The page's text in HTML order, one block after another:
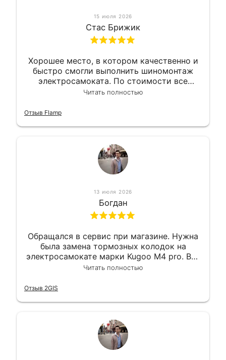
15 июля 2026
Стас Брижик
Хорошее место, в котором качественно и
быстро смогли выполнить шиномонтаж
электросамоката. По стоимости все
вышло вообще приемлемо хочу сказать.
Читать полностью
Отзыв Flamp
13 июля 2026
Богдан
Обращался в сервис при магазине. Нужна
была замена тормозных колодок на
электросамокате марки Kugoo M4 pro. Всё
сделали в лучшем виде и в максимально
гарантии, поэтому и обратился в этот
Читать полностью
Отзыв 2GIS